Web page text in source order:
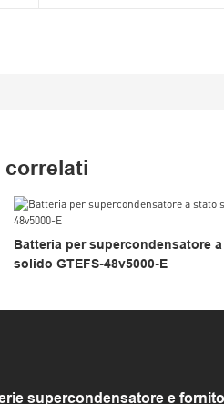
correlati
Batteria per supercondensatore
solido GTEFS-48v5000-E
supercondensatore e